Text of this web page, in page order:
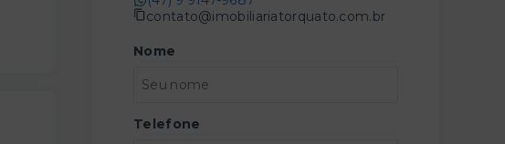
contato@imobiliariatorquato.com.br
Nome
Telefone